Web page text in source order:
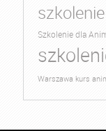
Szkolenie dla
Warszawa kurs